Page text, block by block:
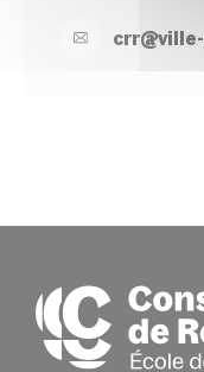
crr@ville-